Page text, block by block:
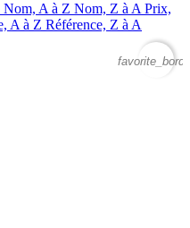
Nom, A à Z Nom, Z à A Prix,
A à Z Référence, Z à A